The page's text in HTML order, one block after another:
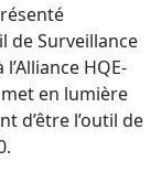
de Surveillance
HQE-
met en lumière
d’être l’outil de